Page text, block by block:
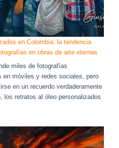
en Colombia: la tendencia
en obras de arte eternas
miles de fotografías
en móviles y redes sociales, pero
en un recuerdo verdaderamente
los retratos al óleo personalizados